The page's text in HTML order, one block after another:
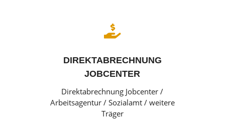

DIREKTABRECHNUNG
JOBCENTER
Direktabrechnung Jobcenter /
Arbeitsagentur / Sozialamt / weitere
Träger